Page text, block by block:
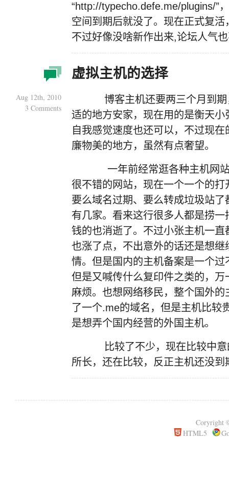
“http://typecho.defe.me/plugins/”
空间到期后就没了。现在正式复
不过好像没啥新作出来,论坛人气
虚拟主机的选择
Aug 12th, 2010
3 Comments
博客主机还要两三个月到期
适的地方安家，现在用的是衡天
自我感觉速度也还可以，不过现
廉物美的地方，虽然有点奢望。
一年前经常逛各种主机网站
很不错的网站，现在一个一个的
要么域名过期、要么转成垃圾站
有几家。看来这行很多人都是捞
钱的也消逝了。不过小张主机一
也涨了点，不出意外的话还是想
情。但是国内的主机备案是一个
但是又喊传什么复印件之类的，
麻烦。也想网络移民，整个国外
了一个.me的域名，但是主机比较
是想弄个国内经营的外国主机。
比较了不少，现在比较中意
所长，还在比较，反正主机还没
Coryright
HTML5